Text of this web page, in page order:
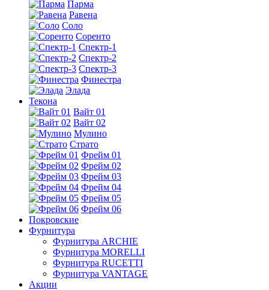
Парма
Равена
Соло
Соренто
Спектр-1
Спектр-2
Спектр-3
Финестра
Элада
Текона
Вайт 01
Вайт 02
Мулино
Страто
Фрейм 01
Фрейм 02
Фрейм 03
Фрейм 04
Фрейм 05
Фрейм 06
Покровские
Фурнитура
Фурнитура ARCHIE
Фурнитура MORELLI
Фурнитура RUCETTI
Фурнитура VANTAGE
Акции